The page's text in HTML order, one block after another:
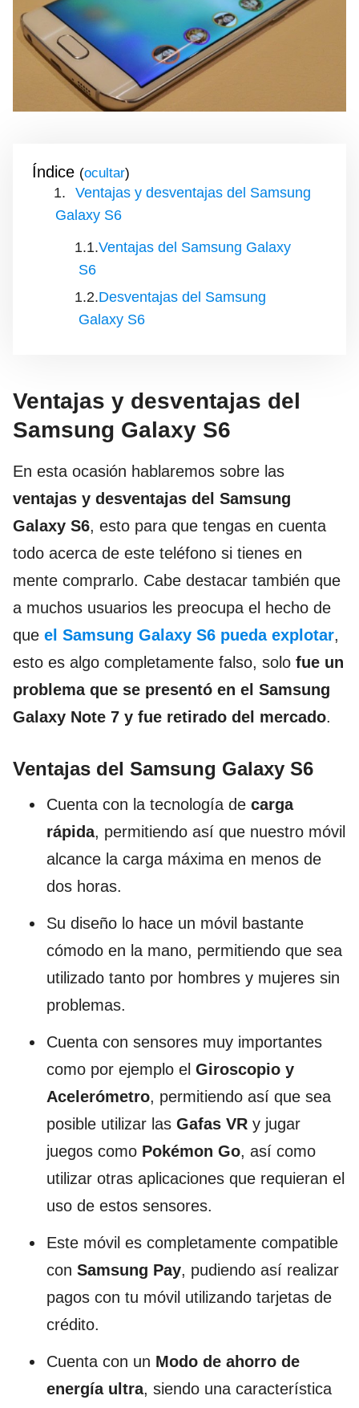
Índice ( )
Ventajas y desventajas del Samsung
Galaxy S6
Ventajas del Samsung Galaxy
S6
Desventajas del Samsung
Galaxy S6
Ventajas y desventajas del
Samsung Galaxy S6
En esta ocasión hablaremos sobre las
ventajas y desventajas del Samsung
Galaxy S6, esto para que tengas en cuenta
todo acerca de este teléfono si tienes en
mente comprarlo. Cabe destacar también que
a muchos usuarios les preocupa el hecho de
que el Samsung Galaxy S6 pueda explotar,
esto es algo completamente falso, solo fue un
problema que se presentó en el Samsung
Galaxy Note 7 y fue retirado del mercado.
Ventajas del Samsung Galaxy S6
Cuenta con la tecnología de carga
rápida, permitiendo así que nuestro móvil
alcance la carga máxima en menos de
dos horas.
Su diseño lo hace un móvil bastante
cómodo en la mano, permitiendo que sea
utilizado tanto por hombres y mujeres sin
problemas.
Cuenta con sensores muy importantes
como por ejemplo el Giroscopio y
Acelerómetro, permitiendo así que sea
posible utilizar las Gafas VR y jugar
juegos como Pokémon Go, así como
utilizar otras aplicaciones que requieran el
uso de estos sensores.
Este móvil es completamente compatible
con Samsung Pay, pudiendo así realizar
pagos con tu móvil utilizando tarjetas de
crédito.
Cuenta con un Modo de ahorro de
energía ultra, siendo una característica